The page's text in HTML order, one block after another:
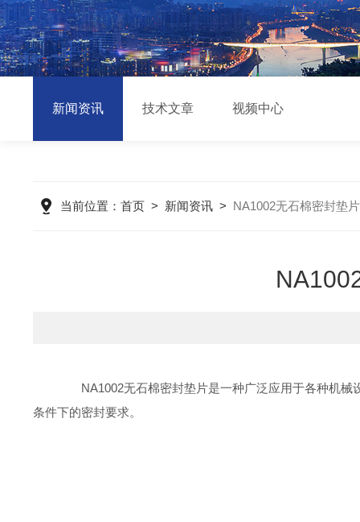
新闻资讯 技术文章 视频中心
当前位置： 首页> 新闻资讯> NA1002无石棉密封垫
NA1002无石棉密封垫片是一种广泛应用于各种机械
条件下的密封要求。